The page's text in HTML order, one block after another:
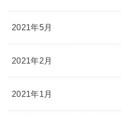
2021年5月
2021年2月
2021年1月